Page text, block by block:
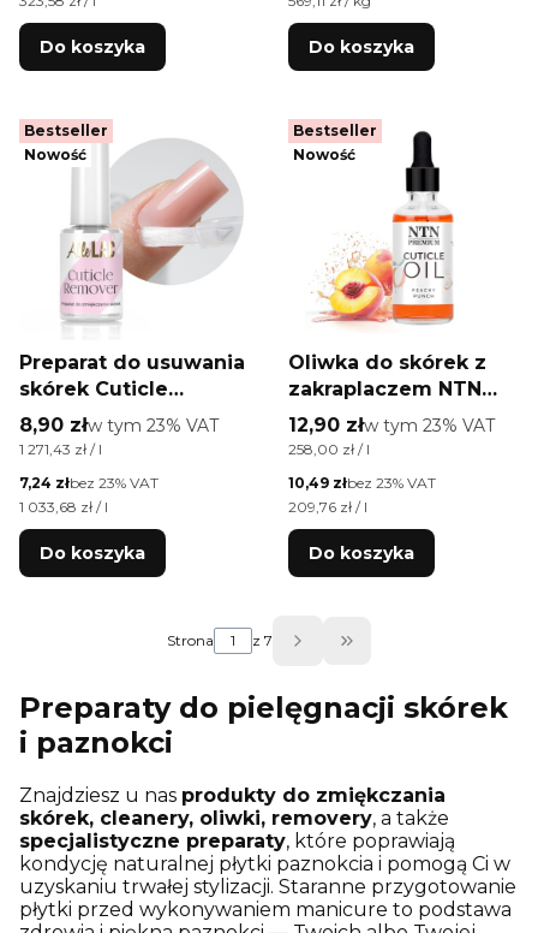
Do koszyka Do koszyka
Bestseller
Nowość
Preparat do usuwania
skórek Cuticle
Remover AlleLac 7 ml
Cena brutto
8,90 złw tym %s VAT
w tym 23% VAT
Cena jednostkowa brutto
1 271,43 zł / l
Cena netto
7,24 złbez 23% VAT
Cena jednostkowa netto
1 033,68 zł / l
Do koszyka
Bestseller
Nowość
Oliwka do skórek z
zakraplaczem NTN
Premium o zapachu
Peachy Punch 50 ml
Cena brutto
12,90 złw tym %s VAT
w tym 23% VAT
Cena jednostkowa brutto
258,00 zł / l
Cena netto
10,49 złbez 23% VAT
Cena jednostkowa netto
209,76 zł / l
Do koszyka
Strona z 7 Przejdź do
Preparaty do pielęgnacji skórek
i paznokci
Znajdziesz u nas produkty do zmiękczania
skórek, cleanery, oliwki, removery, a także
specjalistyczne preparaty, które poprawiają
kondycję naturalnej płytki paznokcia i pomogą Ci w
uzyskaniu trwałej stylizacji. Staranne przygotowanie
płytki przed wykonywaniem manicure to podstawa